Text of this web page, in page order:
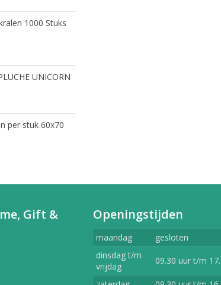
1000 Stuks
UNICORN
per stuk 60x70
Gift & Openingstijden
maandag
gesloten
dinsdag t/m
vrijdag
09.30 uur t/m